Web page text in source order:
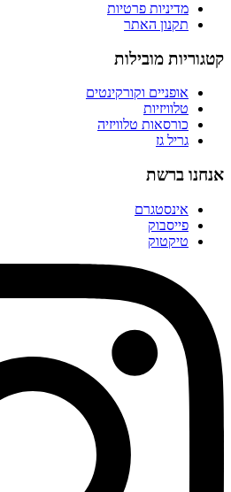
מדיניות פרטיות
תקנון האתר
קטגוריות מובילות
אופניים וקורקינטים
טלוויזיות
כורסאות טלוויזיה
גריל גז
אנחנו ברשת
אינסטגרם
פייסבוק
טיקטוק